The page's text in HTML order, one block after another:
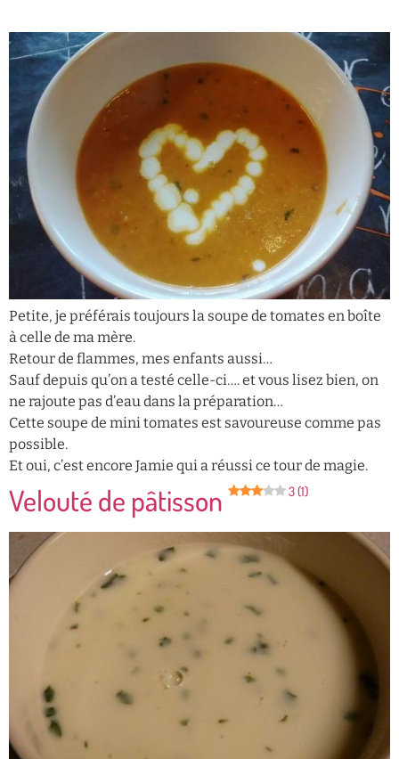
Petite, je préférais toujours la soupe de tomates en boîte
à celle de ma mère.
Retour de flammes, mes enfants aussi…
Sauf depuis qu’on a testé celle-ci…. et vous lisez bien, on
ne rajoute pas d’eau dans la préparation…
Cette soupe de mini tomates est savoureuse comme pas
possible.
Et oui, c’est encore Jamie qui a réussi ce tour de magie.
Velouté de pâtisson 3 (1)